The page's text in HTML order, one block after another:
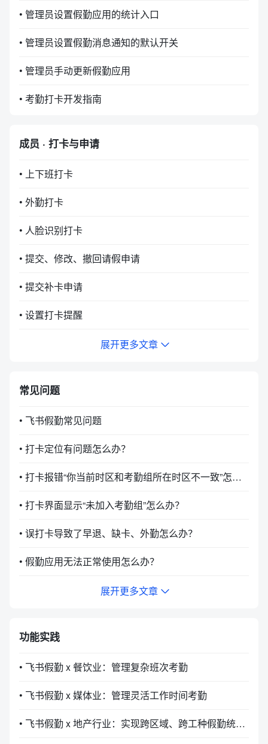
• 管理员设置假勤应用的统计入口
• 管理员设置假勤消息通知的默认开关
• 管理员手动更新假勤应用
• 考勤打卡开发指南
成员 · 打卡与申请
• 上下班打卡
• 外勤打卡
• 人脸识别打卡
• 提交、修改、撤回请假申请
• 提交补卡申请
• 设置打卡提醒
展开更多文章
常见问题
• 飞书假勤常见问题
• 打卡定位有问题怎么办？
• 打卡报错“你当前时区和考勤组所在时区不一致”怎么办？
• 打卡界面显示“未加入考勤组”怎么办？
• 误打卡导致了早退、缺卡、外勤怎么办？
• 假勤应用无法正常使用怎么办？
展开更多文章
功能实践
• 飞书假勤 x 餐饮业：管理复杂班次考勤
• 飞书假勤 x 媒体业：管理灵活工作时间考勤
• 飞书假勤 x 地产行业：实现跨区域、跨工种假勤统一管理